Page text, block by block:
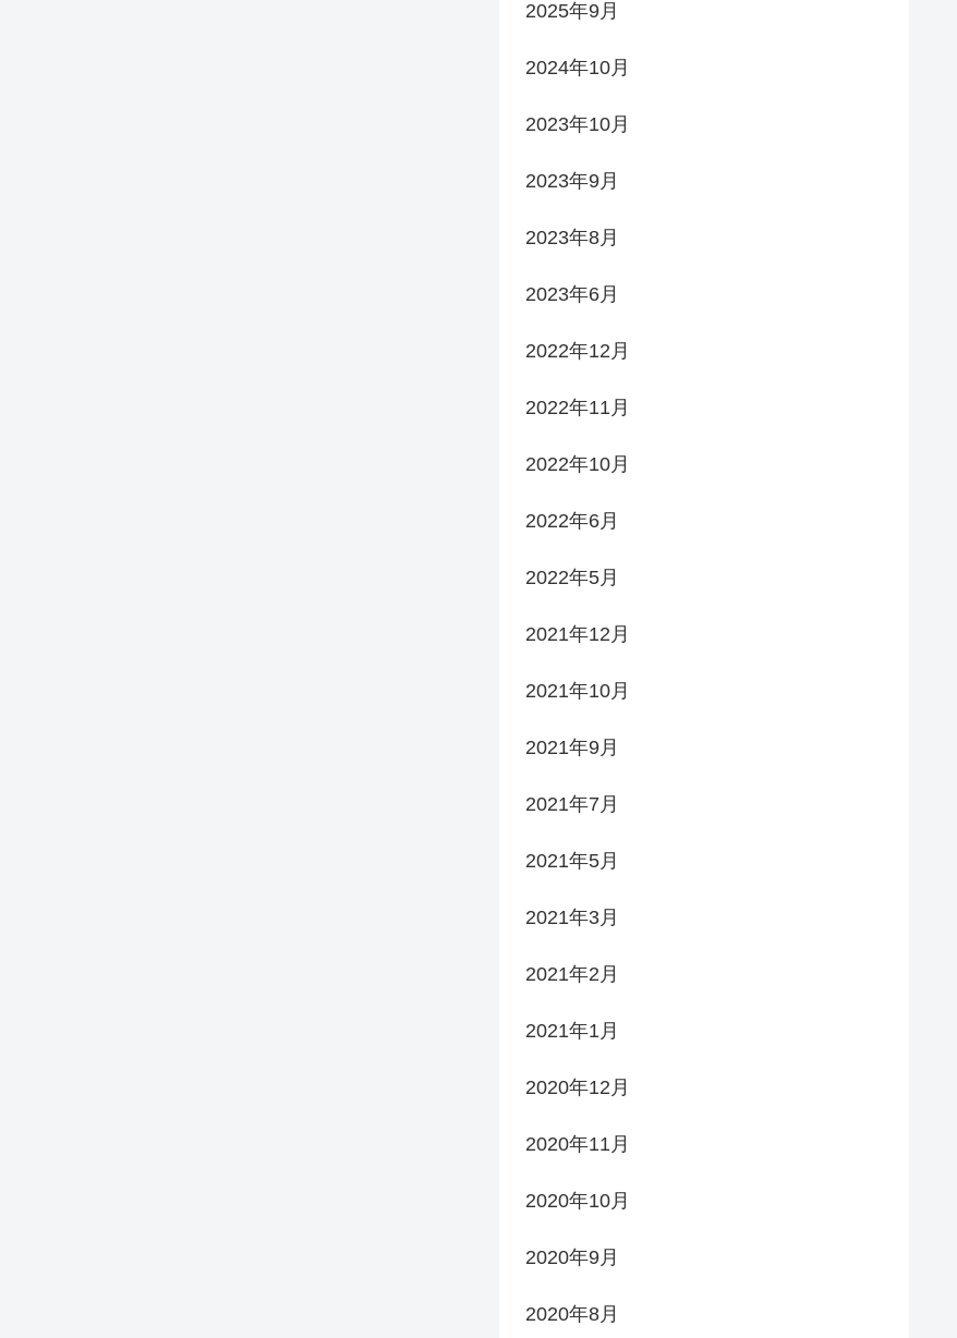
2025年9月
2024年10月
2023年10月
2023年9月
2023年8月
2023年6月
2022年12月
2022年11月
2022年10月
2022年6月
2022年5月
2021年12月
2021年10月
2021年9月
2021年7月
2021年5月
2021年3月
2021年2月
2021年1月
2020年12月
2020年11月
2020年10月
2020年9月
2020年8月